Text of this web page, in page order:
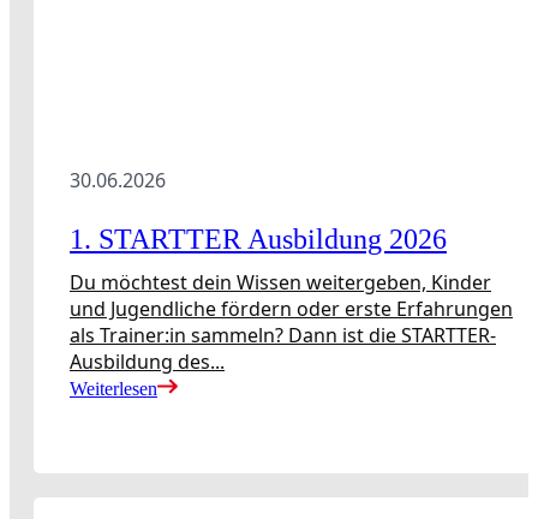
30.06.2026
1. STARTTER Ausbildung 2026
Du möchtest dein Wissen weitergeben, Kinder
und Jugendliche fördern oder erste Erfahrungen
als Trainer:in sammeln? Dann ist die STARTTER-
Ausbildung des...
Weiterlesen